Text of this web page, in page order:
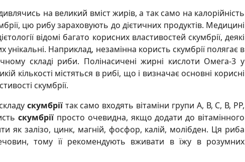
на великий вміст жирів, а так само на калорійність
цю рибу зараховують до дієтичних продуктів. Медицині
відомі багато корисних властивостей скумбрії, деякі
унікальні. Наприклад, незамінна користь скумбрії полягає в
складі риби. Полінасичені жирні кислоти Омега-3 у
кількості містяться в рибі, що і визначає основні корисні
скумбрії.
скумбріїтак само входять вітаміни групи А, В, С, В, РР,
скумбрії просто очевидна, якщо додати до вітамінного
як залізо, цинк, магній, фосфор, калій, молібден. Ця риба
тому її рекомендують вживати в їжу в розумних